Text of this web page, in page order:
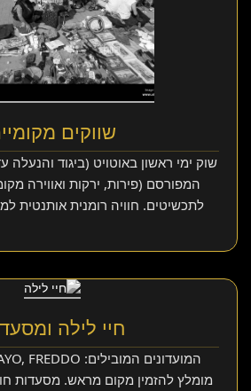
שווקים
המפורסם (פירות, ירקות ואווירה
לתכשיטים. חוויה רומנית אותנטית
חיי לילה
מומלץ להזמין מקום מראש. מסעדות